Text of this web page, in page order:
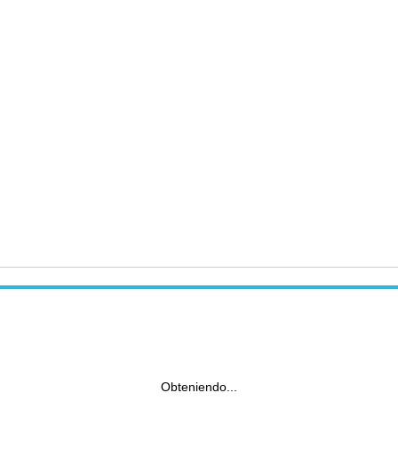
Obteniendo...